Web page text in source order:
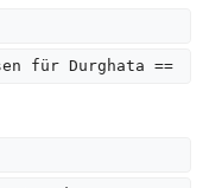
für Durghata ==